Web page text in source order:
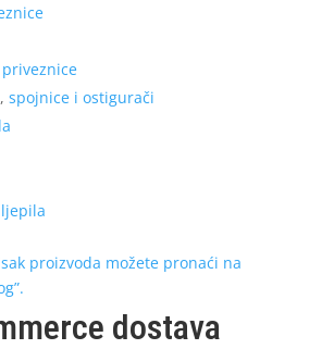
, spojnice i ostigurači
proizvoda možete pronaći na
dostava